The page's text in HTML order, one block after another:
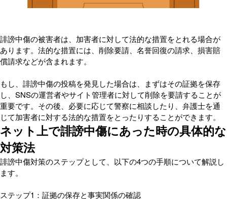
誹謗中傷の被害者は、加害者に対して法的な措置をとれる場合が
あります。法的な措置には、削除要請、名誉回復の請求、損害賠
償請求などが含まれます。
もし、誹謗中傷の投稿を発見した場合は、まずはその証拠を保存
し、SNSの運営者やサイト管理者に対して削除を要請することが
重要です。その後、必要に応じて警察に相談したり、弁護士を通
じて加害者に対する法的な措置をとったりすることができます。
ネット上で誹謗中傷にあった時の具体的な
対策法
誹謗中傷対策のステップとして、以下の4つの手順について解説し
ます。
ステップ1：証拠の保存と事実関係の確認